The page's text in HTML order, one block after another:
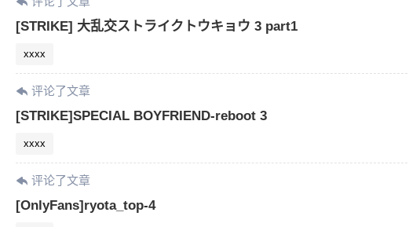
[STRIKE] 大乱交ストライクトウキョウ 3 part1
xxxx
评论了文章
[STRIKE]SPECIAL BOYFRIEND-reboot 3
xxxx
评论了文章
[OnlyFans]ryota_top-4